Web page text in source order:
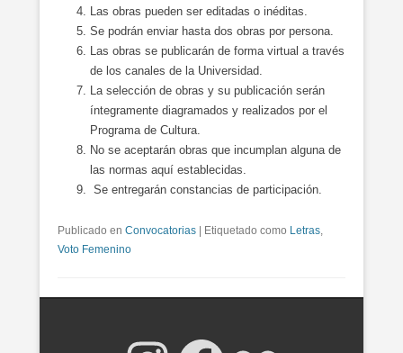
Las obras pueden ser editadas o inéditas.
Se podrán enviar hasta dos obras por persona.
Las obras se publicarán de forma virtual a través
de los canales de la Universidad.
La selección de obras y su publicación serán
íntegramente diagramados y realizados por el
Programa de Cultura.
No se aceptarán obras que incumplan alguna de
las normas aquí establecidas.
Se entregarán constancias de participación.
Publicado en Convocatorias Etiquetado como Letras,
Voto Femenino